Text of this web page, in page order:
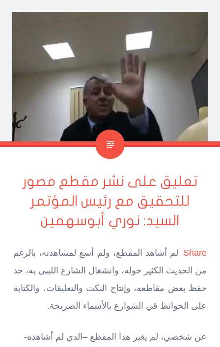
تعليق على نشر مقطع مصور
للتحقيق مع رئيس المؤتمر
السيد: نوري أبوسهمين
Share لم أشاهد المقطع، ولم أسع لمشاهدته، بالرغم
من الحديث الكثير حوله، وانشغال الشارع الليبي به، حد
حفظ بعض مقاطعه، وإنتاج النكت والتعليقات، والكتابة
على الحوائط في الشوارع بالأسماء الصريحة.
عن شخصي، لم يغير هذا المقطع –الذي لم أشاهده-